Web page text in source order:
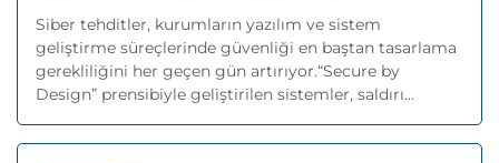
Siber tehditler, kurumların yazılım ve sistem
geliştirme süreçlerinde güvenliği en baştan tasarlama
gerekliliğini her geçen gün artırıyor.“Secure by
Design” prensibiyle geliştirilen sistemler, saldırı...